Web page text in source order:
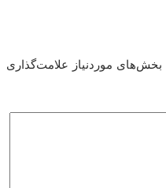
بخش‌های موردنیاز علامت‌گذاری